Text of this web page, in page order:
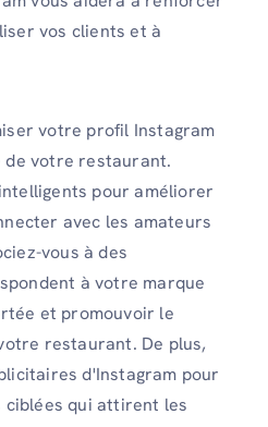
vos clients et à
votre profil Instagram
votre restaurant.
pour améliorer
avec les amateurs
vous à des
à votre marque
et promouvoir le
restaurant. De plus,
d'Instagram pour
ciblées qui attirent les